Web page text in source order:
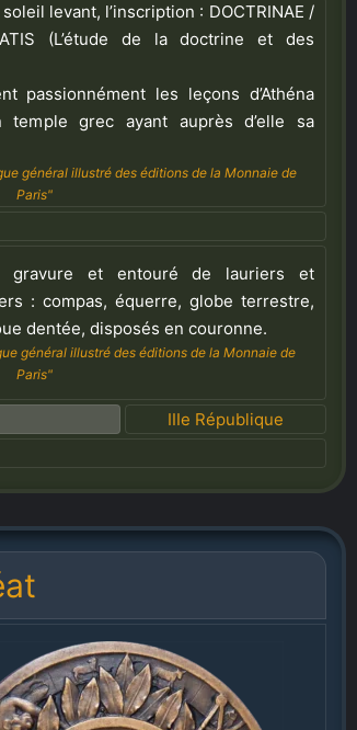
levant, l’inscription : DOCTRINAE /
(L’étude de la doctrine et des
passionnément les leçons d’Athéna
temple grec ayant auprès d’elle sa
général illustré des éditions de la Monnaie de
Paris"
gravure et entouré de lauriers et
: compas, équerre, globe terrestre,
dentée, disposés en couronne.
général illustré des éditions de la Monnaie de
Paris"
IIIe République